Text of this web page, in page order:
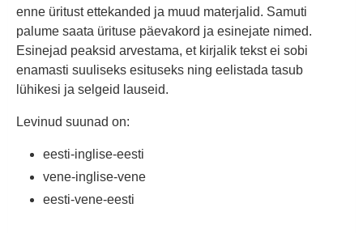
enne üritust ettekanded ja muud materjalid. Samuti
palume saata ürituse päevakord ja esinejate nimed.
Esinejad peaksid arvestama, et kirjalik tekst ei sobi
enamasti suuliseks esituseks ning eelistada tasub
lühikesi ja selgeid lauseid.
Levinud suunad on:
eesti-inglise-eesti
vene-inglise-vene
eesti-vene-eesti